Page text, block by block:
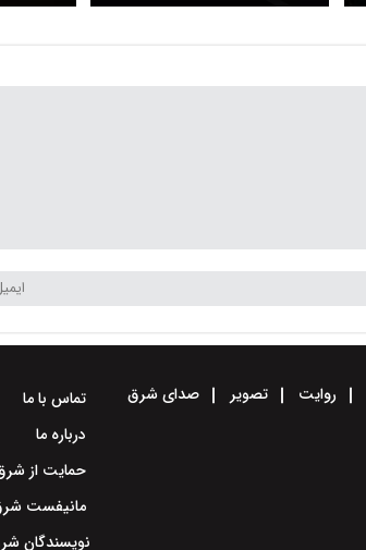
روایت تصویر صدای شرق
تماس با ما
درباره ما
حمایت از
مانیفست
نویسندگان